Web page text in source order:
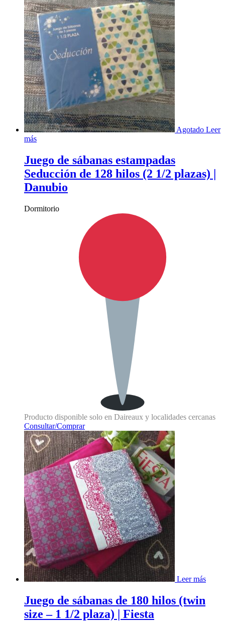
Agotado Leer
más
Juego de sábanas estampadas
Seducción de 128 hilos (2 1/2 plazas) |
Danubio
Dormitorio
Producto disponible solo en Daireaux y localidades cercanas
Consultar/Comprar
Leer más
Juego de sábanas de 180 hilos (twin
size – 1 1/2 plaza) | Fiesta